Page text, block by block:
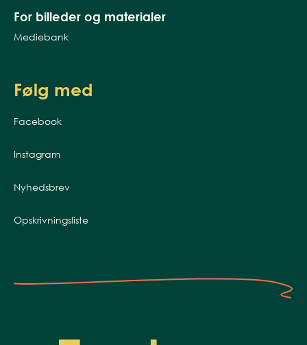
For billeder og materialer
Mediebank
Følg med
Facebook
Instagram
Nyhedsbrev
Opskrivningsliste